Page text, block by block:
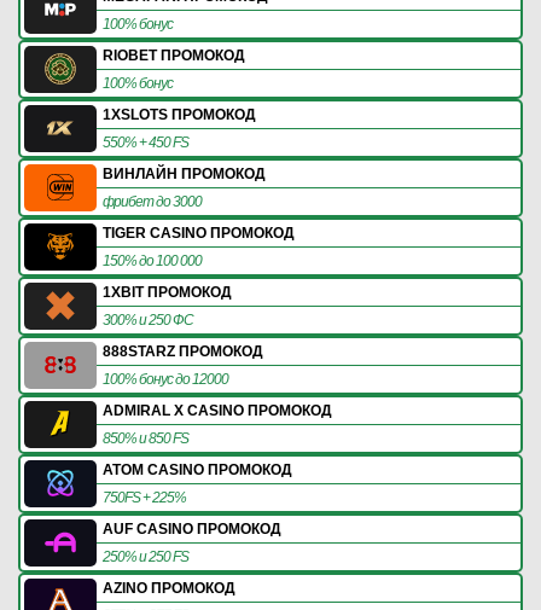
100% бонус
RIOBET ПРОМОКОД
100% бонус
1XSLOTS ПРОМОКОД
550% + 450 FS
ВИНЛАЙН ПРОМОКОД
фрибет до 3000
TIGER CASINO ПРОМОКОД
150% до 100 000
1XBIT ПРОМОКОД
300% и 250 ФС
888STARZ ПРОМОКОД
100% бонус до 12000
ADMIRAL X CASINO ПРОМОКОД
850% и 850 FS
ATOM CASINO ПРОМОКОД
750FS + 225%
AUF CASINO ПРОМОКОД
250% и 250 FS
AZINO ПРОМОКОД